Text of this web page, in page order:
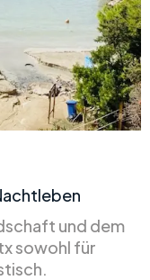
und dem
sowohl für